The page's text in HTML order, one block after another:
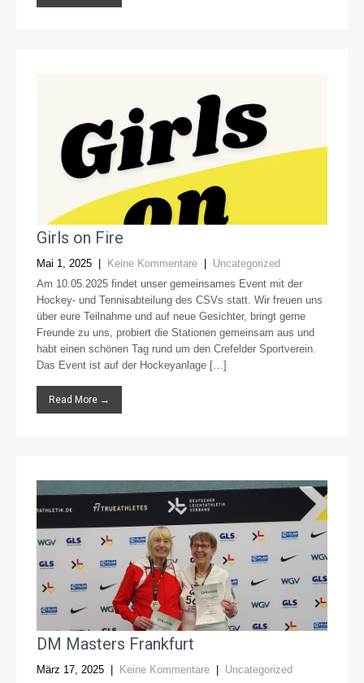
Girls on Fire
Mai 1, 2025 Keine Kommentare
Uncategorized
Am 10.05.2025 findet unser gemeinsames Event mit der
Hockey- und Tennisabteilung des CSVs statt. Wir freuen uns
über eure Teilnahme und auf neue Gesichter, bringt gerne
Freunde zu uns, probiert die Stationen gemeinsam aus und
habt einen schönen Tag rund um den Crefelder Sportverein.
Das Event ist auf der Hockeyanlage […]
Read More →
DM Masters Frankfurt
März 17, 2025 Keine Kommentare
Uncategorized